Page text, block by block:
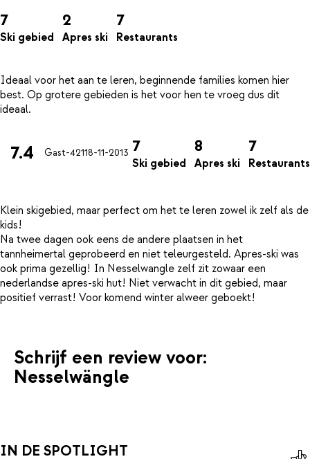
7
Ski gebied
2
Apres ski
7
Restaurants
Ideaal voor het aan te leren, beginnende families komen hier
best. Op grotere gebieden is het voor hen te vroeg dus dit
7.4 Gast-42118-11-2013 7
Ski gebied
8
Apres ski
7
Restaurants
Klein skigebied, maar perfect om het te leren zowel ik zelf als de
kids!
Na twee dagen ook eens de andere plaatsen in het
tannheimertal geprobeerd en niet teleurgesteld. Apres-ski was
ook prima gezellig! In Nesselwangle zelf zit zowaar een
nederlandse apres-ski hut! Niet verwacht in dit gebied, maar
Schrijf een review voor:
Nesselwängle
IN DE SPOTLIGHT